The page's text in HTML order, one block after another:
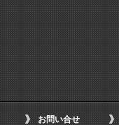
お問い合せ